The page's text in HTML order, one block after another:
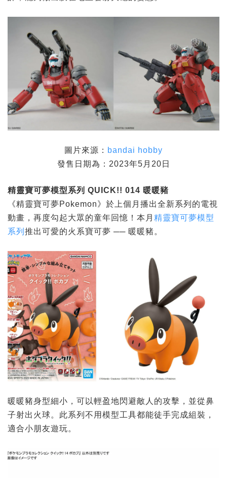
圖片來源： bandai hobby
發售日期為：2023年5月20日
精靈寶可夢模型系列 QUICK!! 014 暖暖豬
《精靈寶可夢Pokemon》於上個月播出全新系列的電視
動畫，再度勾起大眾的童年回憶！本月 精靈寶可夢模型
系列 推出可愛的火系寶可夢 ── 暖暖豬。
暖暖豬身型細小，可以輕盈地閃避敵人的攻擊，並從鼻
子射出火球。此系列不用模型工具都能徒手完成組裝，
適合小朋友遊玩。